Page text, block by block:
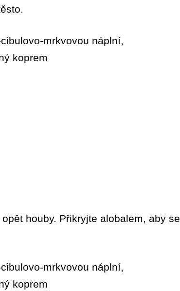
houby. Přikryjte alobalem, aby se